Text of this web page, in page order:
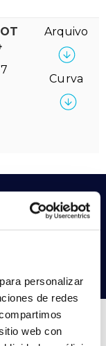
personalizar
de redes
web con
Arquivo
Curva
avançada